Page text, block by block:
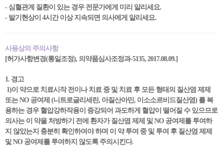
- 심혈관계 질환이 있는 경우 전문가에게 미리 알리세요.
- 발기현상이 4시간 이상 지속되면 의사에게 알리세요.
사용상의 주의사항
[허가사항변경(통일조정), 의약품심사조정과-5135, 2017.08.09.]
1. 경고
1)이 약으로 치료시작 전이나 치료 중 및 치료 후 모든 형태의 질산염 제제
또는 NO 공여제 (니트로글리세린, 아질산아민, 이소소르비드질산염) 를 복
용하는 경우 혈압강하작용이 증강되어 과도하게 혈압이 떨어질 수 있으므로
의사는 이 약을 처방하기 전에 환자가 질산염 제제 및 NO 공여제를 투여하
지 않았는지 충분히 확인하여야 하며 이 약 투여 중 및 투여 후 질산염 제제
및 NO 공여제를 투여하지 않도록 주의시킨다.